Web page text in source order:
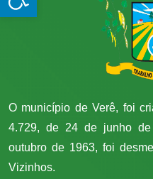
O município de Verê, foi
4.729, de 24 de junho
outubro de 1963, foi
Vizinhos.